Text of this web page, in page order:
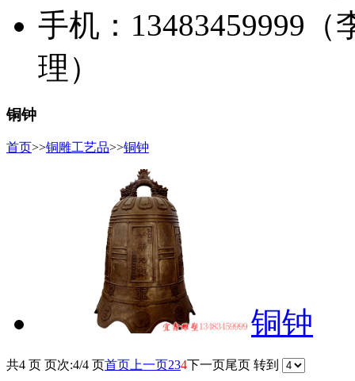
手机：13483459999（
理）
铜钟
首页>>铜雕工艺品>>铜钟
铜钟
共4 页 页次:4/4 页首页 上一页234下一页尾页 转到